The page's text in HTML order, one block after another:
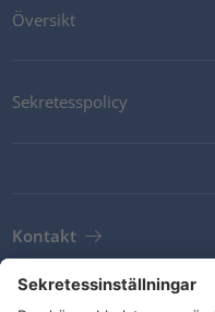
Översikt
Sekretesspolicy
Kontakt